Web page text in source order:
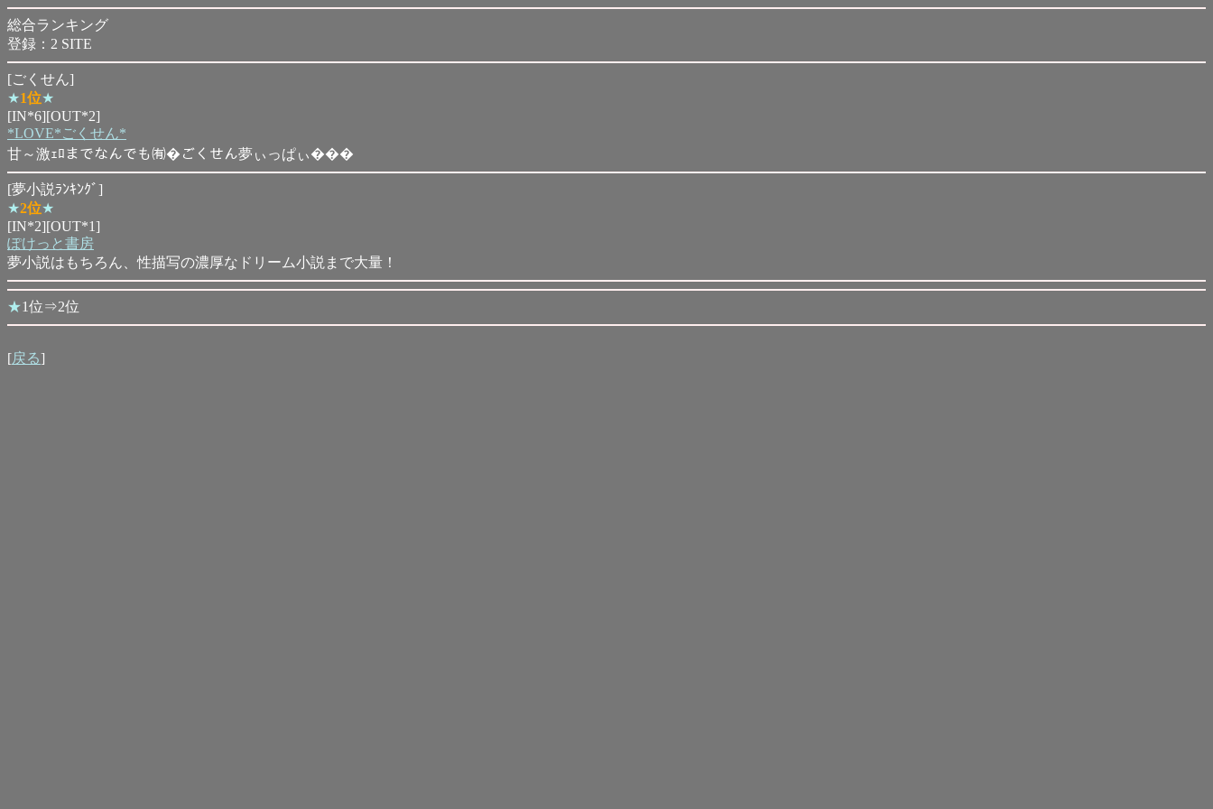
総合ランキング
登録：2 SITE
[ごくせん]
★1位★
[IN*6][OUT*2]
*LOVE*ごくせん*
甘～激ｪﾛまでなんでも㈲�ごくせん夢ぃっぱぃ���
[夢小説ﾗﾝｷﾝｸﾞ]
★2位★
[IN*2][OUT*1]
ぽけっと書房
夢小説はもちろん、性描写の濃厚なドリーム小説まで大量！
★1位⇒2位
[戻る]